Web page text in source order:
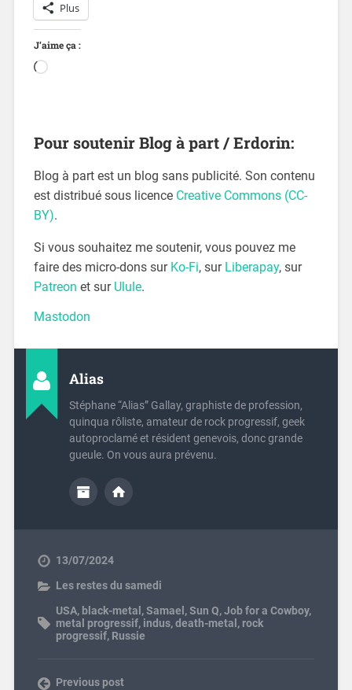
Plus
J’aime ça :
Pour soutenir Blog à part / Erdorin:
Blog à part est un blog sans publicité. Son contenu
est distribué sous licence Creative Commons (CC-
BY).
Si vous souhaitez me soutenir, vous pouvez me
faire des micro-dons sur Ko-Fi, sur Liberapay, sur
Patreon et sur Ulule.
Mastodon
Alias
Stéphane “Alias” Gallay, graphiste de profession,
quinqua rôliste, amateur de rock progressif, geek
autoproclamé et résident genevois, donc grande
gueule. On vous aura prévenu.
13/07/2024
Les restes du samedi
USA, black-metal ,Samael ,Sun Q,Job for a Cowboy,
metal progressif, indus,death-metal , rock
progressif, Russie
Previous post